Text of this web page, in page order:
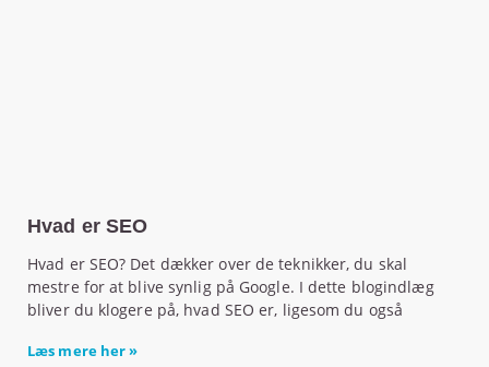
Hvad er SEO
Hvad er SEO? Det dækker over de teknikker, du skal
mestre for at blive synlig på Google. I dette blogindlæg
bliver du klogere på, hvad SEO er, ligesom du også
Læs mere her »